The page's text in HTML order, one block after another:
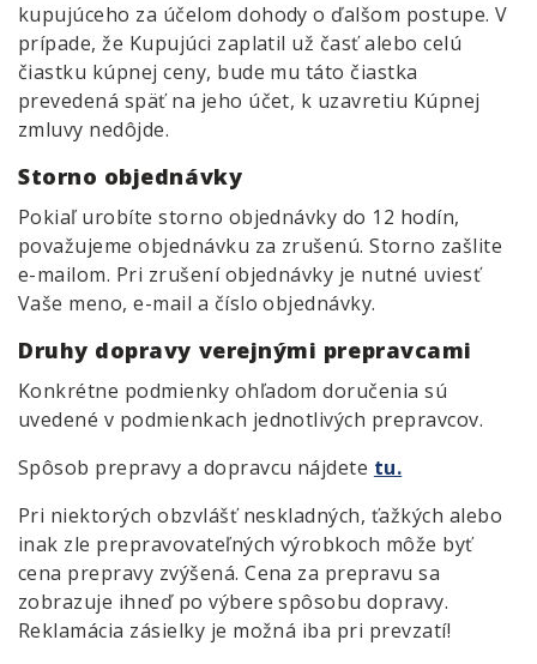
kupujúceho za účelom dohody o ďalšom postupe. V
prípade, že Kupujúci zaplatil už časť alebo celú
čiastku kúpnej ceny, bude mu táto čiastka
prevedená späť na jeho účet, k uzavretiu Kúpnej
zmluvy nedôjde.
Storno objednávky
Pokiaľ urobíte storno objednávky do 12 hodín,
považujeme objednávku za zrušenú. Storno zašlite
e-mailom. Pri zrušení objednávky je nutné uviesť
Vaše meno, e-mail a číslo objednávky.
Druhy dopravy verejnými prepravcami
Konkrétne podmienky ohľadom doručenia sú
uvedené v podmienkach jednotlivých prepravcov.
Spôsob prepravy a dopravcu nájdete tu.
Pri niektorých obzvlášť neskladných, ťažkých alebo
inak zle prepravovateľných výrobkoch môže byť
cena prepravy zvýšená. Cena za prepravu sa
zobrazuje ihneď po výbere spôsobu dopravy.
Reklamácia zásielky je možná iba pri prevzatí!